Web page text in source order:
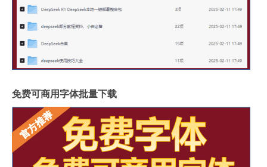
免费可商用字体批量下载